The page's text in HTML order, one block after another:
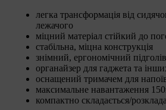
легка трансформація від
лежачого
міцний матеріал стійкий до
стабільна, міцна конструкція
знімний, ергономічний
органайзер для гаджета та
оснащений тримачем для
максимальне навантаження
компактно складається/